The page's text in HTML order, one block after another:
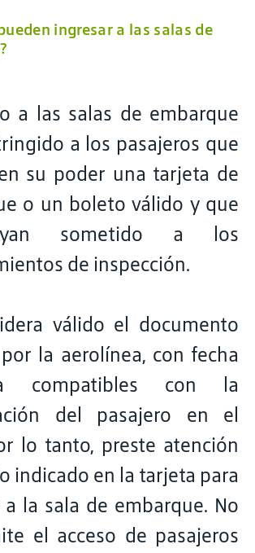
ingresar a las salas de
a las salas de embarque
a los pasajeros que
su poder una tarjeta de
o un boleto válido y que
sometido a los
de inspección.
válido el documento
la aerolínea, con fecha
compatibles con la
del pasajero en el
lo tanto, preste atención
indicado en la tarjeta para
la sala de embarque. No
el acceso de pasajeros